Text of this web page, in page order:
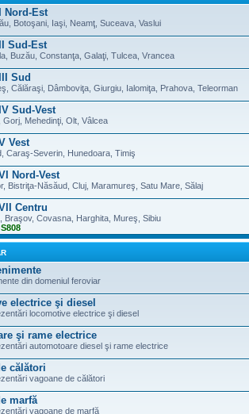
Nord-Est
Botoşani, Iaşi, Neamţ, Suceava, Vaslui
Sud-Est
Buzău, Constanţa, Galaţi, Tulcea, Vrancea
Sud
Călăraşi, Dâmboviţa, Giurgiu, Ialomiţa, Prahova, Teleorman
Sud-Vest
Gorj, Mehedinţi, Olt, Vâlcea
Vest
Caraş-Severin, Hunedoara, Timiş
Nord-Vest
Bistriţa-Năsăud, Cluj, Maramureş, Satu Mare, Sălaj
Centru
Braşov, Covasna, Harghita, Mureş, Sibiu
din domeniul feroviar
electrice şi diesel
locomotive electrice şi diesel
şi rame electrice
automotoare diesel şi rame electrice
călători
vagoane de călători
marfă
vagoane de marfă